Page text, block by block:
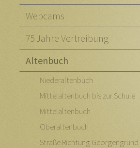
Webcams
75 Jahre Vertreibung
Altenbuch
Niederaltenbuch
Mittelaltenbuch bis zur Schule
Mittelaltenbuch
Oberaltenbuch
Straße Richtung Georgengrund